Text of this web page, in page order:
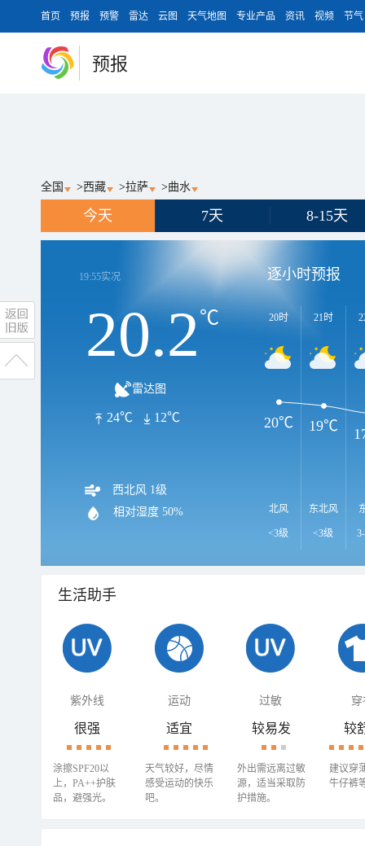
首页 预报 预警 雷达 云图 天气地图 专业产品 资讯 视频 节气
预报
全国 >西藏 >拉萨 >曲水
今天 7天 8-15天
19:55实况
20.2℃
雷达图
24℃ 12℃
西北风 1级
相对湿度 50%
逐小时预报
20时
北风
<3级
21时
东北风
<3级
20℃ 19℃
生活助手
紫外线 运动 过敏 穿
很强
涂擦SPF20以
上，PA++护肤
品，避强光。
适宜
天气较好，尽情
感受运动的快乐
吧。
较易发
外出需远离过敏
源，适当采取防
护措施。
较
建议穿
牛仔裤